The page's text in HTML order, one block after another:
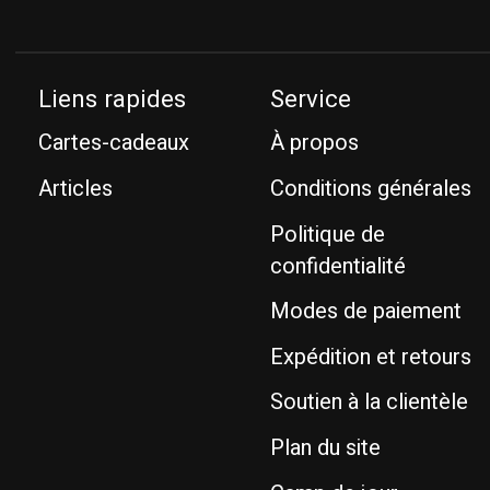
Liens rapides
Cartes-cadeaux
Articles
Service
À propos
Conditions générales
Politique de
confidentialité
Modes de paiement
Expédition et retours
Soutien à la clientèle
Plan du site